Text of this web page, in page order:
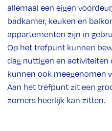
allemaal een eigen
badkamer, keuken en
appartementen zijn in
Op het trefpunt kunnen
dag nuttigen en activiteiten
kunnen ook meegenomen
Aan het trefpunt zit een
zomers heerlijk kan zitten.